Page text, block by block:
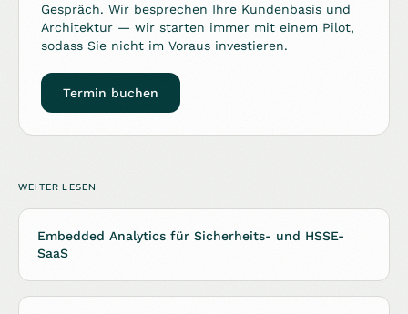
Gespräch. Wir besprechen Ihre Kundenbasis und
Architektur — wir starten immer mit einem Pilot,
sodass Sie nicht im Voraus investieren.
Termin buchen
WEITER LESEN
Embedded Analytics für Sicherheits- und HSSE-
SaaS